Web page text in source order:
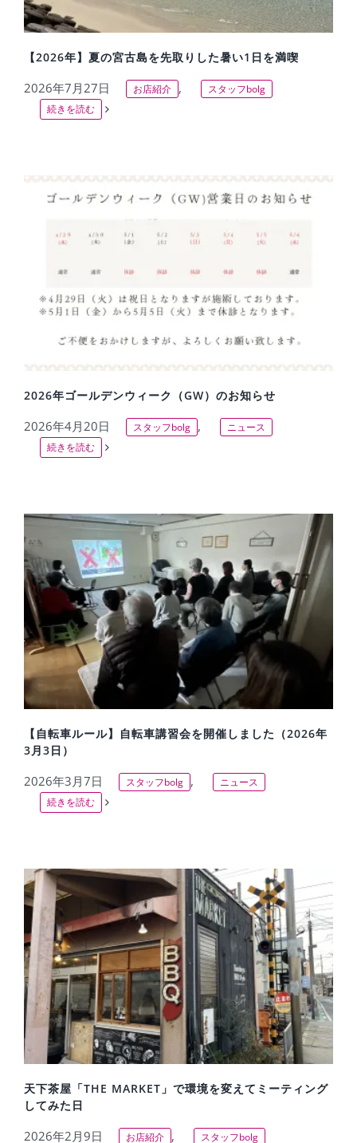
【2026年】夏の宮古島を先取りした暑い1日を満喫
2026年7月27日 お店紹介 ,
スタッフbolg
続きを読む
2026年ゴールデンウィーク（GW）のお知らせ
2026年4月20日 スタッフbolg ,
ニュース
続きを読む
【自転車ルール】自転車講習会を開催しました（2026年
3月3日）
2026年3月7日 スタッフbolg ,
ニュース
続きを読む
天下茶屋「THE MARKET」で環境を変えてミーティング
してみた日
2026年2月9日 お店紹介 , スタッフbolg